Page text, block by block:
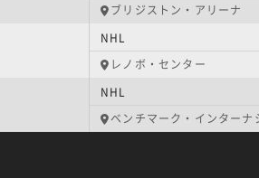
ブリジストン・アリーナ
NHL
レノボ・センター
NHL
ベンチマーク・インターナ